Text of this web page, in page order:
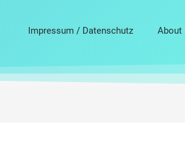
Impressum / Datenschutz About